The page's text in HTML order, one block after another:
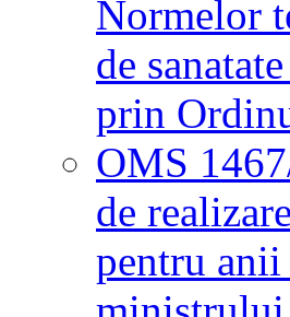
Normelor
de
prin
OMS
de
pentru